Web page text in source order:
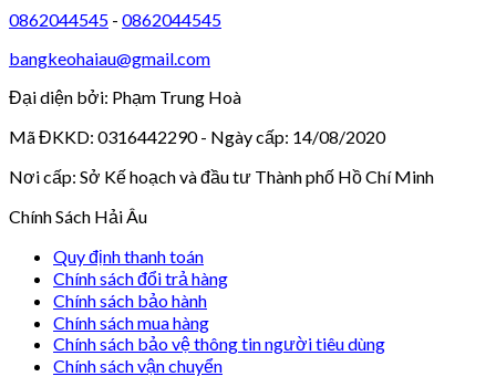
0862044545 - 0862044545
bangkeohaiau@gmail.com
Đại diện bởi: Phạm Trung Hoà
Mã ĐKKD: 0316442290 - Ngày cấp: 14/08/2020
Nơi cấp: Sở Kế hoạch và đầu tư Thành phố Hồ Chí Minh
Chính Sách Hải Âu
Quy định thanh toán
Chính sách đổi trả hàng
Chính sách bảo hành
Chính sách mua hàng
Chính sách bảo vệ thông tin người tiêu dùng
Chính sách vận chuyển